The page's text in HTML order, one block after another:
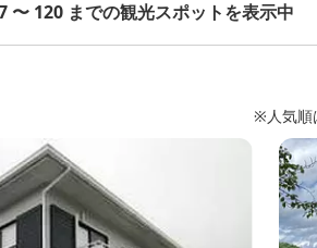
〜 120 までの観光スポットを表示中
※人気順